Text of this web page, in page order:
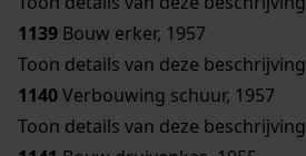
1139 Bouw erker, 1957
Toon details van deze beschrijving
1140Verbouwing schuur, 1957
Toon details van deze beschrijving